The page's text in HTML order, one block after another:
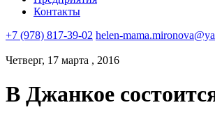
Контакты
+7 (978) 817-39-02 helen-
Четверг, 17 марта , 2016
В Джанкое